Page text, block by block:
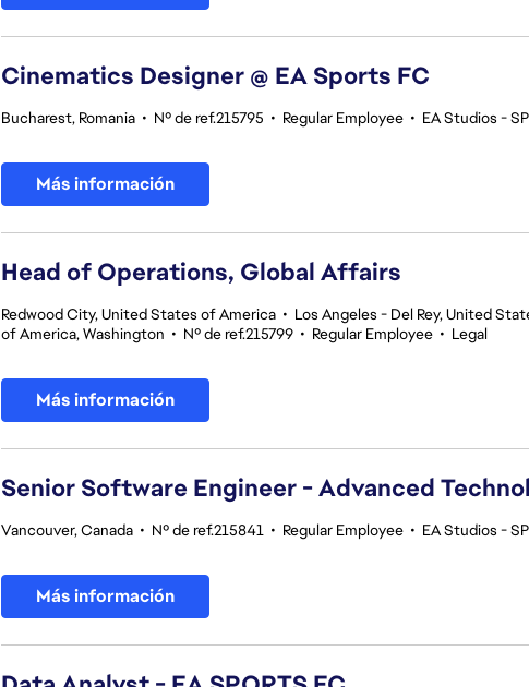
Cinematics Designer @ EA Sports FC
Bucharest, Romania • Nº de ref.215795 • Regular Employee • EA Studios -
Más información
Head of Operations, Global Affairs
Redwood City, United States of America • Los Angeles - Del Rey, United
of America, Washington • Nº de ref.215799 • Regular Employee • Legal
Más información
Senior Software Engineer - Advanced
Vancouver, Canada • Nº de ref.215841 • Regular Employee • EA Studios -
Más información